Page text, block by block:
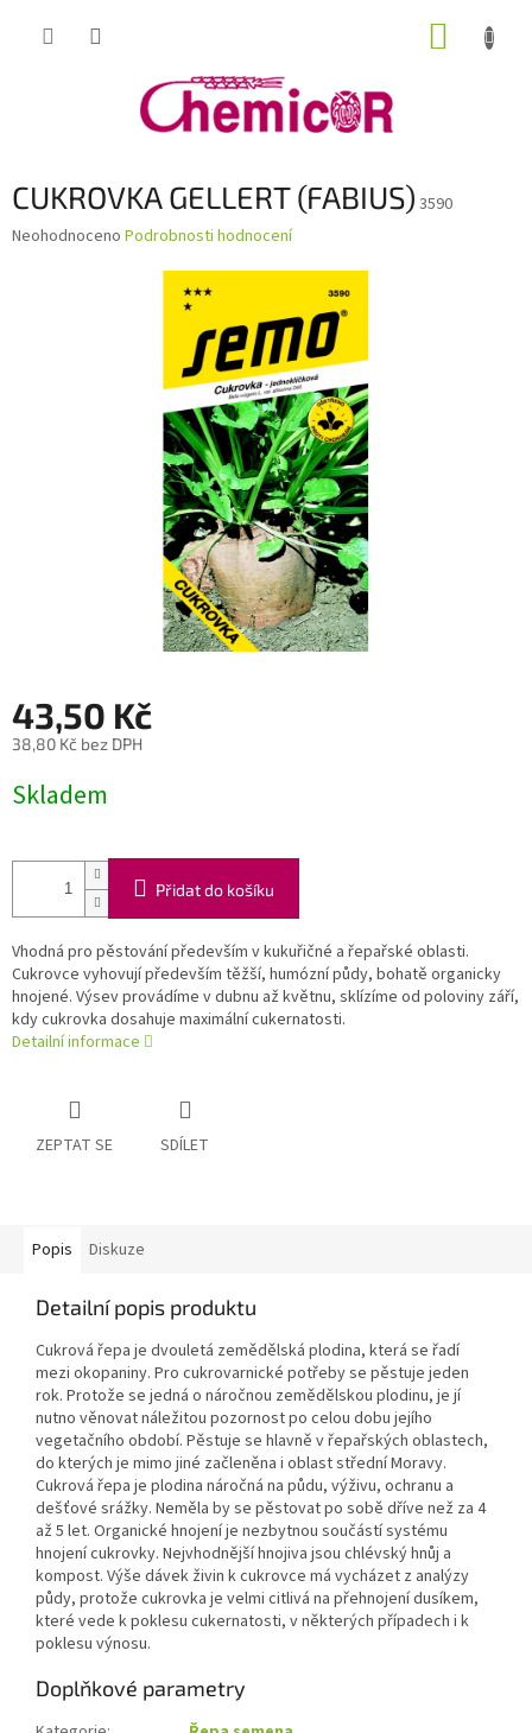
CUKROVKA GELLERT (FABIUS) 3590
Průměrné
Neohodnoceno Podrobnosti hodnocení
43,50 Kč
38,80 Kč bez DPH
cena:
Skladem
Přidat do košíku
Vhodná pro pěstování především v kukuřičné a řepařské oblasti.
Cukrovce vyhovují především těžší, humózní půdy, bohatě organicky
hnojené. Výsev provádíme v dubnu až květnu, sklízíme od poloviny září,
kdy cukrovka dosahuje maximální cukernatosti.
Detailní informace
ZEPTAT SE SDÍLET
Popis Diskuze
Detailní popis produktu
Cukrová řepa je dvouletá zemědělská plodina, která se řadí
mezi okopaniny. Pro cukrovarnické potřeby se pěstuje jeden
rok. Protože se jedná o náročnou zemědělskou plodinu, je jí
nutno věnovat náležitou pozornost po celou dobu jejího
vegetačního období. Pěstuje se hlavně v řepařských oblastech,
do kterých je mimo jiné začleněna i oblast střední Moravy.
Cukrová řepa je plodina náročná na půdu, výživu, ochranu a
dešťové srážky. Neměla by se pěstovat po sobě dříve než za 4
až 5 let. Organické hnojení je nezbytnou součástí systému
hnojení cukrovky. Nejvhodnější hnojiva jsou chlévský hnůj a
kompost. Výše dávek živin k cukrovce má vycházet z analýzy
půdy, protože cukrovka je velmi citlivá na přehnojení dusíkem,
které vede k poklesu cukernatosti, v některých případech i k
poklesu výnosu.
Doplňkové parametry